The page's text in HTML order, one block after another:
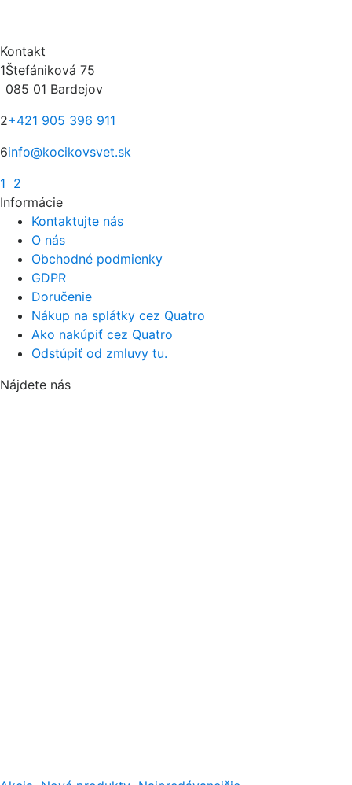
Kontakt
1Štefániková 75
085 01 Bardejov
2+421 905 396 911
6info@kocikovsvet.sk
1 2
Informácie
Kontaktujte nás
O nás
Obchodné podmienky
GDPR
Doručenie
Nákup na splátky cez Quatro
Ako nakúpiť cez Quatro
Odstúpiť od zmluvy tu.
Nájdete nás